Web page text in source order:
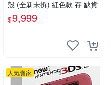
殼 (全新未拆) 紅色款 存 缺貨
$9,999
人氣賣家